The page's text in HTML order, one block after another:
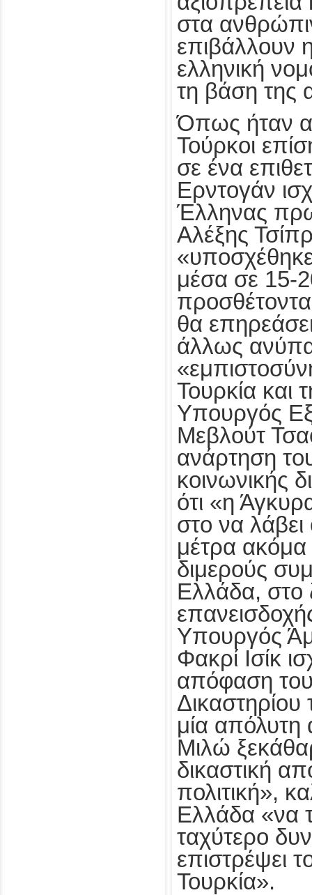
στα
επιβάλλουν
ελληνική
τη βάση της
Όπως ήταν
Τούρκοι
σε ένα
Ερντογάν
Έλληνας
Αλέξης
μέσα σε 15-
θα
άλλως
Τουρκία και
Υπουργός
Μεβλούτ
ανάρτηση
κοινωνικής
ότι «η
στο να
μέτρα
διμερούς
Ελλάδα, στο
Υπουργός
Φακρί Ισίκ
απόφαση
Δικαστηρίου
μία
Μιλώ
δικαστική
πολιτική»,
Ελλάδα «να
ταχύτερο
επιστρέψει
Τουρκία».